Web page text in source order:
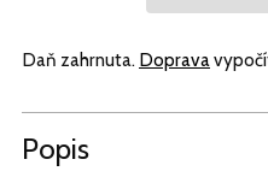
Daň zahrnuta. Doprava
Přidání
produktu
Popis